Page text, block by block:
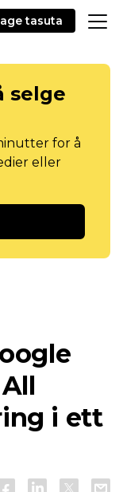
tasuta
selge
for å
eller
i ett